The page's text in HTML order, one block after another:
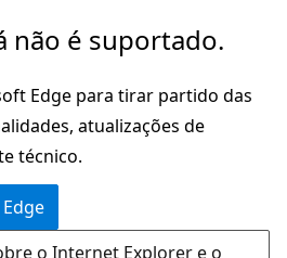
não é suportado.
Edge para tirar partido das
atualizações de
técnico.
o Internet Explorer e o